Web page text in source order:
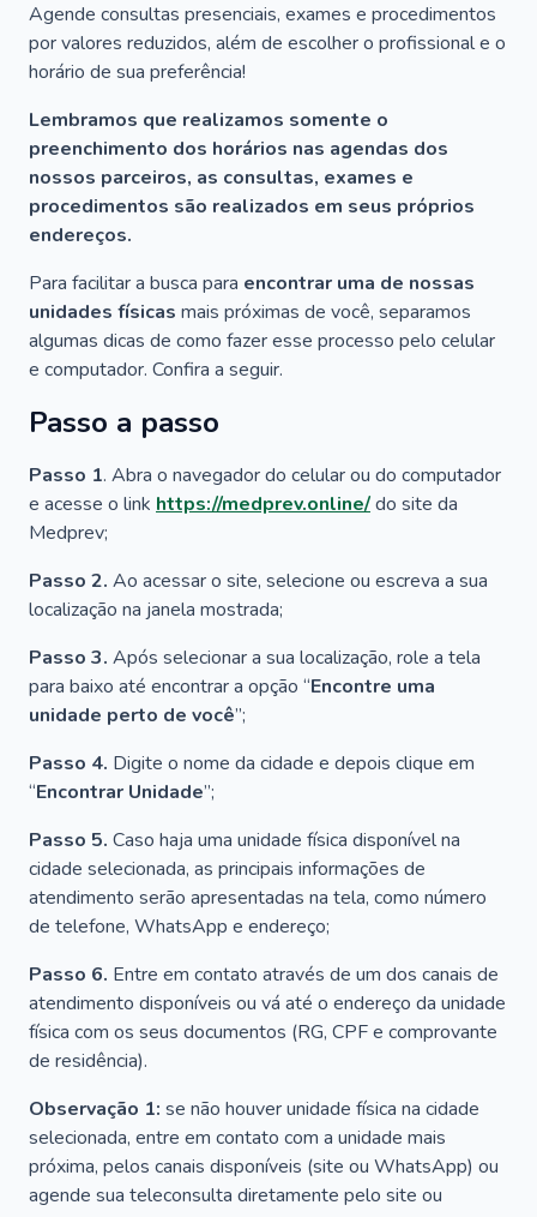
Agende consultas presenciais, exames e procedimentos
por valores reduzidos, além de escolher o profissional e o
horário de sua preferência!
Lembramos que realizamos somente o
preenchimento dos horários nas agendas dos
nossos parceiros, as consultas, exames e
procedimentos são realizados em seus próprios
endereços.
Para facilitar a busca para encontrar uma de nossas
unidades físicas mais próximas de você, separamos
algumas dicas de como fazer esse processo pelo celular
e computador. Confira a seguir.
Passo a passo
Passo 1. Abra o navegador do celular ou do computador
e acesse o link https://medprev.online/do site da
Medprev;
Passo 2. Ao acessar o site, selecione ou escreva a sua
localização na janela mostrada;
Passo 3. Após selecionar a sua localização, role a tela
para baixo até encontrar a opção “Encontre uma
unidade perto de você”;
Passo 4. Digite o nome da cidade e depois clique em
“Encontrar Unidade”;
Passo 5. Caso haja uma unidade física disponível na
cidade selecionada, as principais informações de
atendimento serão apresentadas na tela, como número
de telefone, WhatsApp e endereço;
Passo 6. Entre em contato através de um dos canais de
atendimento disponíveis ou vá até o endereço da unidade
física com os seus documentos (RG, CPF e comprovante
de residência).
Observação 1: se não houver unidade física na cidade
selecionada, entre em contato com a unidade mais
próxima, pelos canais disponíveis (site ou WhatsApp) ou
agende sua teleconsulta diretamente pelo site ou